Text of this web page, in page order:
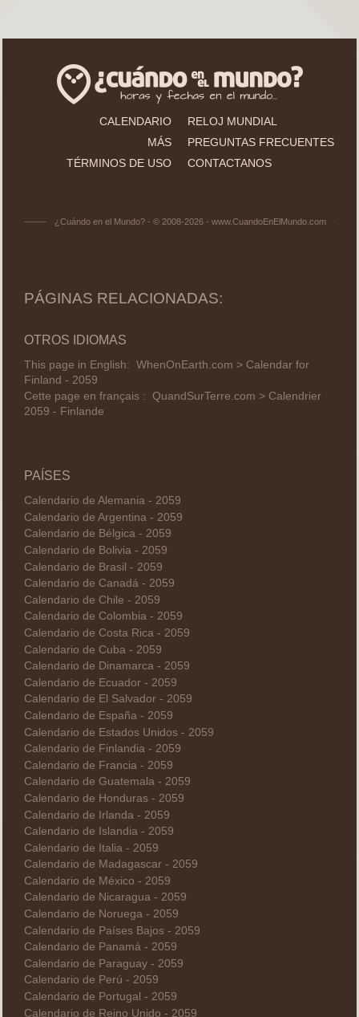
CALENDARIO
RELOJ MUNDIAL
MÁS
PREGUNTAS FRECUENTES
TÉRMINOS DE USO
CONTACTANOS
¿Cuándo en el Mundo? - © 2008-2026 - www.CuandoEnElMundo.com
PÁGINAS RELACIONADAS:
OTROS IDIOMAS
This page in English: WhenOnEarth.com > Calendar for
Finland - 2059
Cette page en français : QuandSurTerre.com > Calendrier
2059 - Finlande
PAÍSES
Calendario de Alemania - 2059
Calendario de Argentina - 2059
Calendario de Bélgica - 2059
Calendario de Bolivia - 2059
Calendario de Brasil - 2059
Calendario de Canadá - 2059
Calendario de Chile - 2059
Calendario de Colombia - 2059
Calendario de Costa Rica - 2059
Calendario de Cuba - 2059
Calendario de Dinamarca - 2059
Calendario de Ecuador - 2059
Calendario de El Salvador - 2059
Calendario de España - 2059
Calendario de Estados Unidos - 2059
Calendario de Finlandia - 2059
Calendario de Francia - 2059
Calendario de Guatemala - 2059
Calendario de Honduras - 2059
Calendario de Irlanda - 2059
Calendario de Islandia - 2059
Calendario de Italia - 2059
Calendario de Madagascar - 2059
Calendario de México - 2059
Calendario de Nicaragua - 2059
Calendario de Noruega - 2059
Calendario de Países Bajos - 2059
Calendario de Panamá - 2059
Calendario de Paraguay - 2059
Calendario de Perú - 2059
Calendario de Portugal - 2059
Calendario de Reino Unido - 2059